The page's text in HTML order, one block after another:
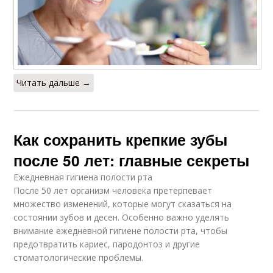
Читать дальше →
Как сохранить крепкие зубы
после 50 лет: главные секреты
Ежедневная гигиена полости рта
После 50 лет организм человека претерпевает
множество изменений, которые могут сказаться на
состоянии зубов и десен. Особенно важно уделять
внимание ежедневной гигиене полости рта, чтобы
предотвратить кариес, пародонтоз и другие
стоматологические проблемы.